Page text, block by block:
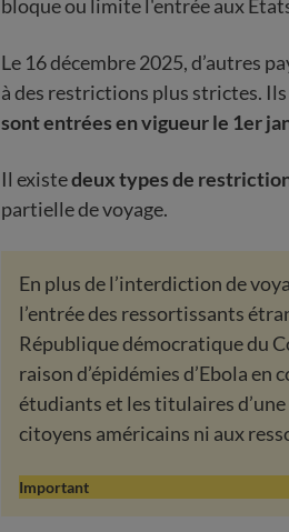
bloque ou limite l'entrée aux
Le 16 décembre 2025, d’autres
à des restrictions plus strictes.
sont entrées en vigueur le 1er
Il existedeux types de
partielle de voyage.
En plus de l’interdiction de
l’entrée des ressortissants
République démocratique du
raison d’épidémies d’Ebola
étudiants et les titulaires d’une
citoyens américains ni aux
Important